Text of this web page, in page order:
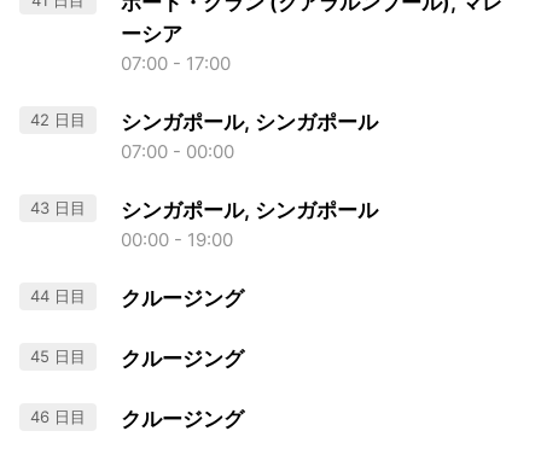
ーシア
07:00 - 17:00
42 日目 シンガポール, シンガポール
07:00 - 00:00
43 日目 シンガポール, シンガポール
00:00 - 19:00
44 日目 クルージング
45 日目 クルージング
46 日目 クルージング